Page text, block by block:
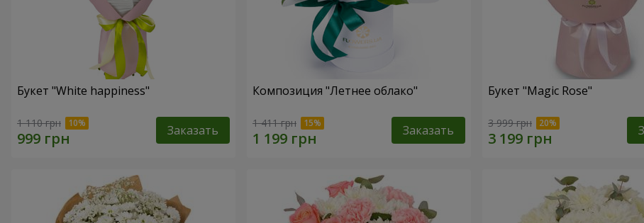
Букет "White happiness"
1 110 грн Заказать
Композиция "Летнее облако"
1 411 грн Заказать
Букет "Magic Rose"
3 999 грн